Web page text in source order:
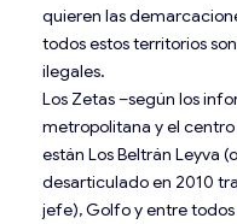
quieren las
todos estos territorios
ilegales.
Los Zetas –según los
metropolitana y el
están Los Beltrán Leyva
desarticulado en 2010
jefe), Golfo y entre